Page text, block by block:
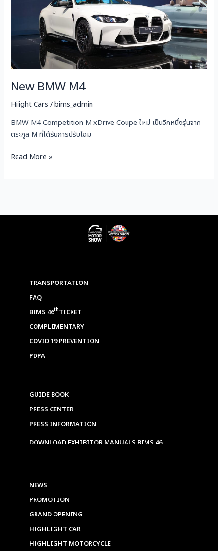
New BMW M4
Hilight Cars /bims_admin
BMW M4 Competition M xDrive Coupe ใหม่ เป็นอีกหนึ่งรุ่นจาก
ตระกูล M ที่ได้รับการปรับโฉม
Read More »
TRANSPORTATION
FAQ
BIMS 46thTICKET
COMPLIMENTARY
COVID 19 PREVENTION
PDPA
GUIDE BOOK
PRESS CENTER
PRESS INFORMATION
DOWNLOAD EXHIBITOR MANUALS BIMS 46
NEWS
PROMOTION
GRAND OPENING
HIGHLIGHT CAR
HIGHLIGHT MOTORCYCLE